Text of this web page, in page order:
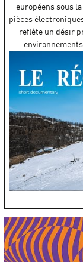
européens sous
pièces
reflète un désir